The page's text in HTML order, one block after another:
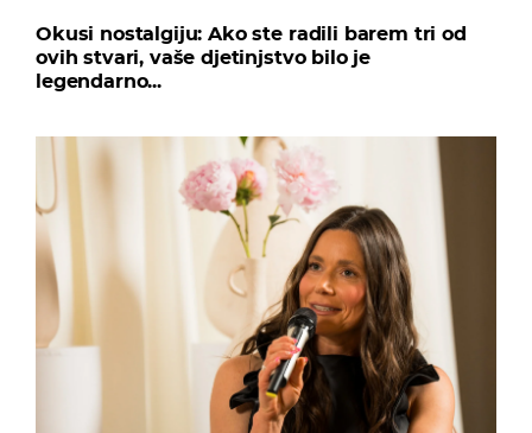
Okusi nostalgiju: Ako ste radili barem tri od
ovih stvari, vaše djetinjstvo bilo je
legendarno...